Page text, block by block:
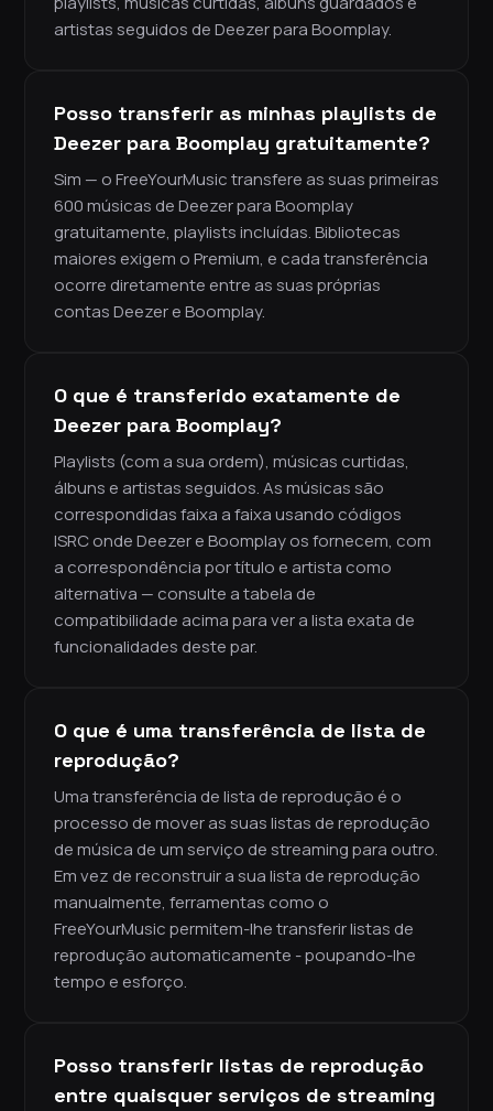
artistas seguidos de Deezer para Boomplay.
Posso transferir as minhas playlists de
Deezer para Boomplay gratuitamente?
Sim — o FreeYourMusic transfere as suas primeiras
600 músicas de Deezer para Boomplay
gratuitamente, playlists incluídas. Bibliotecas
maiores exigem o Premium, e cada transferência
ocorre diretamente entre as suas próprias
contas Deezer e Boomplay.
O que é transferido exatamente de
Deezer para Boomplay?
Playlists (com a sua ordem), músicas curtidas,
álbuns e artistas seguidos. As músicas são
correspondidas faixa a faixa usando códigos
ISRC onde Deezer e Boomplay os fornecem, com
a correspondência por título e artista como
alternativa — consulte a tabela de
compatibilidade acima para ver a lista exata de
funcionalidades deste par.
O que é uma transferência de lista de
reprodução?
Uma transferência de lista de reprodução é o
processo de mover as suas listas de reprodução
de música de um serviço de streaming para outro.
Em vez de reconstruir a sua lista de reprodução
manualmente, ferramentas como o
FreeYourMusic permitem-lhe transferir listas de
reprodução automaticamente - poupando-lhe
tempo e esforço.
Posso transferir listas de reprodução
entre quaisquer serviços de streaming